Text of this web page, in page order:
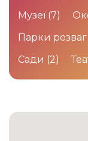
Музеї (7)
Парки розваг
Сади (2)